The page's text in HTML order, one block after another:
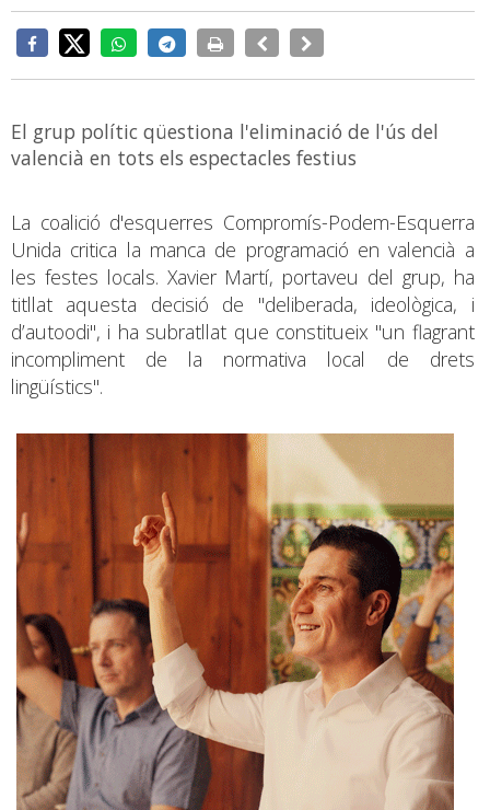
El grup polític qüestiona l'eliminació de l'ús del
valencià en tots els espectacles festius
La coalició d'esquerres Compromís-Podem-Esquerra
Unida critica la manca de programació en valencià a
les festes locals. Xavier Martí, portaveu del grup, ha
titllat aquesta decisió de "deliberada, ideològica, i
d’autoodi", i ha subratllat que constitueix "un flagrant
incompliment de la normativa local de drets
lingüístics".